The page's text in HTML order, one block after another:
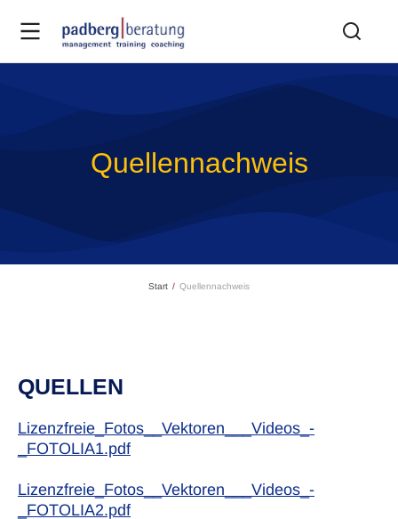
Quellennachweis
Sie befinden sich hier:Start Quellennachweis
QUELLEN
Lizenzfreie_Fotos__Vektoren___Videos_-
_FOTOLIA1.pdf
Lizenzfreie_Fotos__Vektoren___Videos_-
_FOTOLIA2.pdf